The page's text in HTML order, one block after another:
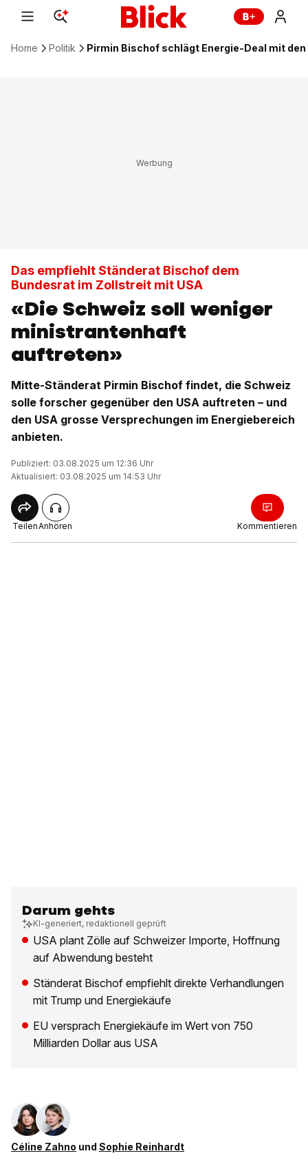
Home Politik Pirmin Bischof schlägt Energie-Deal mit den
Das empfiehlt Ständerat Bischof dem
Bundesrat im Zollstreit mit USA
«Die Schweiz soll weniger
ministrantenhaft
auftreten»
Mitte-Ständerat Pirmin Bischof findet, die Schweiz
solle forscher gegenüber den USA auftreten – und
den USA grosse Versprechungen im Energiebereich
anbieten.
Publiziert: 03.08.2025 um 12:36 Uhr
Aktualisiert: 03.08.2025 um 14:53 Uhr
TeilenAnhören Kommentieren
Darum gehts
KI-generiert, redaktionell geprüft
USA plant Zölle auf Schweizer Importe, Hoffnung
auf Abwendung besteht
Ständerat Bischof empfiehlt direkte Verhandlungen
mit Trump und Energiekäufe
EU versprach Energiekäufe im Wert von 750
Milliarden Dollar aus USA
Céline Zahno und Sophie Reinhardt